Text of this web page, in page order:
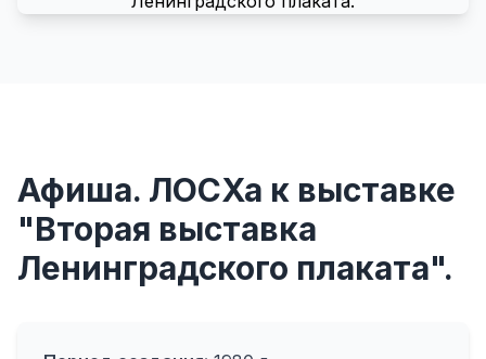
Афиша. ЛОСХа к выставке
"Вторая выставка
Ленинградского плаката".